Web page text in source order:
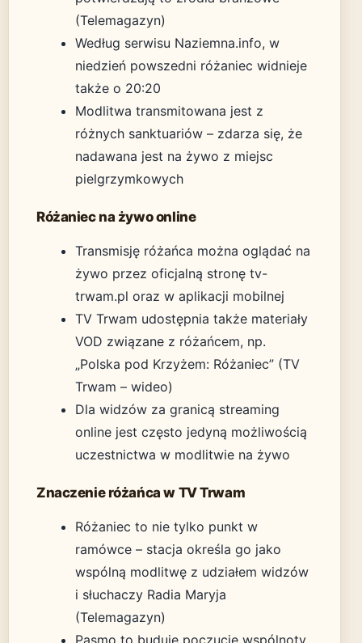
(Telemagazyn)
Według serwisu Naziemna.info, w
niedzień powszedni różaniec widnieje
także o 20:20
Modlitwa transmitowana jest z
różnych sanktuariów – zdarza się, że
nadawana jest na żywo z miejsc
pielgrzymkowych
Różaniec na żywo online
Transmisję różańca można oglądać na
żywo przez oficjalną stronę tv-
trwam.pl oraz w aplikacji mobilnej
TV Trwam udostępnia także materiały
VOD związane z różańcem, np.
„Polska pod Krzyżem: Różaniec” (TV
Trwam – wideo)
Dla widzów za granicą streaming
online jest często jedyną możliwością
uczestnictwa w modlitwie na żywo
Znaczenie różańca w TV Trwam
Różaniec to nie tylko punkt w
ramówce – stacja określa go jako
wspólną modlitwę z udziałem widzów
i słuchaczy Radia Maryja
(Telemagazyn)
Pasmo to buduje poczucie wspólnoty